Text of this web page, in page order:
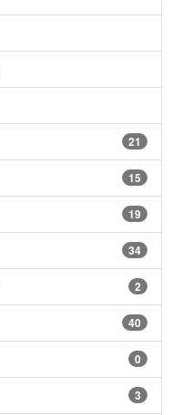
21
15
19
34
2
40
0
3